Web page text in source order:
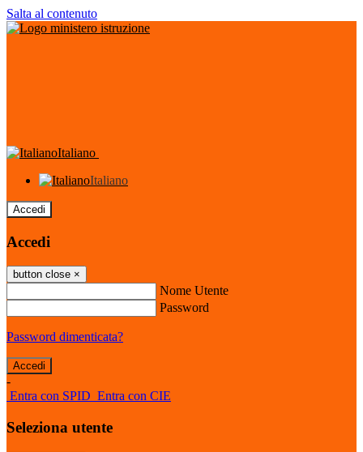
Salta al contenuto
Italiano
Italiano
Accedi
Accedi
button close ×
Nome Utente
Password
Password dimenticata?
-
Entra con SPID Entra con CIE
Seleziona utente